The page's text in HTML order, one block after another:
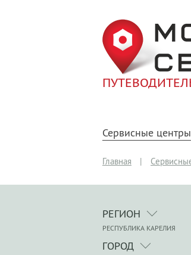
Сервисные центры
Главная |
РЕГИОН
РЕСПУБЛИКА КАРЕЛИЯ
ГОРОД